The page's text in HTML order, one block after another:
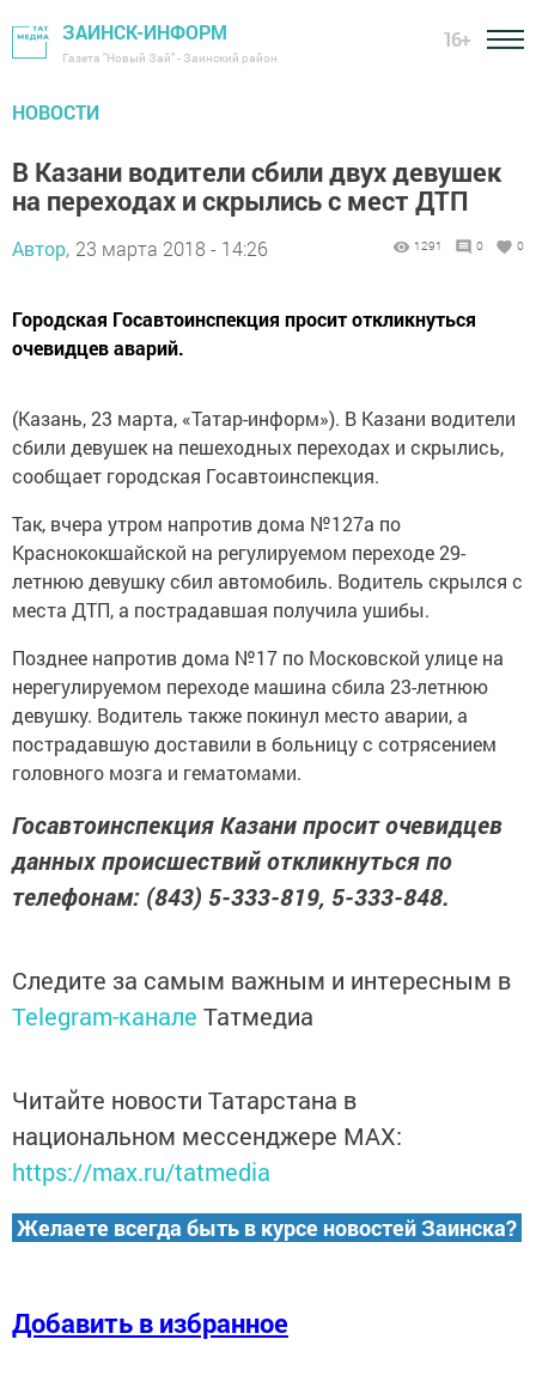
ЗАИНСК-ИНФОРМ
Газета "Новый Зай" - Заинский район
16+
НОВОСТИ
В Казани водители сбили двух девушек
на переходах и скрылись с мест ДТП
Автор, 23 марта 2018 - 14:26 1291 0 0
Городская Госавтоинспекция просит откликнуться
очевидцев аварий.
(Казань, 23 марта, «Татар-информ»). В Казани водители
сбили девушек на пешеходных переходах и скрылись,
сообщает городская Госавтоинспекция.
Так, вчера утром напротив дома №127а по
Краснококшайской на регулируемом переходе 29-
летнюю девушку сбил автомобиль. Водитель скрылся с
места ДТП, а пострадавшая получила ушибы.
Позднее напротив дома №17 по Московской улице на
нерегулируемом переходе машина сбила 23-летнюю
девушку. Водитель также покинул место аварии, а
пострадавшую доставили в больницу с сотрясением
головного мозга и гематомами.
Госавтоинспекция Казани просит очевидцев
данных происшествий откликнуться по
телефонам: (843) 5-333-819, 5-333-848.
Следите за самым важным и интересным в
Telegram-канале Татмедиа
Читайте новости Татарстана в
национальном мессенджере MАХ:
https://max.ru/tatmedia
Желаете всегда быть в курсе новостей Заинска?
Добавить в избранное